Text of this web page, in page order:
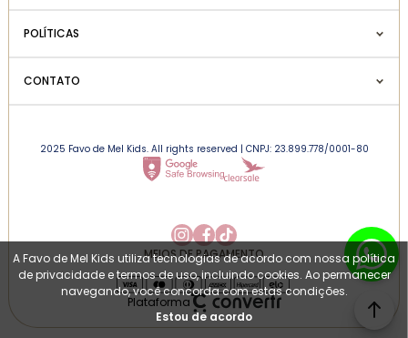
POLÍTICAS
CONTATO
2025 Favo de Mel Kids. All rights reserved | CNPJ: 23.899.778/0001-80
MEIOS DE PAGAMENTO
Plataforma
A Favo de Mel Kids utiliza tecnologias de acordo com nossa política
de privacidade e termos de uso, incluindo cookies. Ao permanecer
navegando, você concorda com estas condições.
Estou de acordo